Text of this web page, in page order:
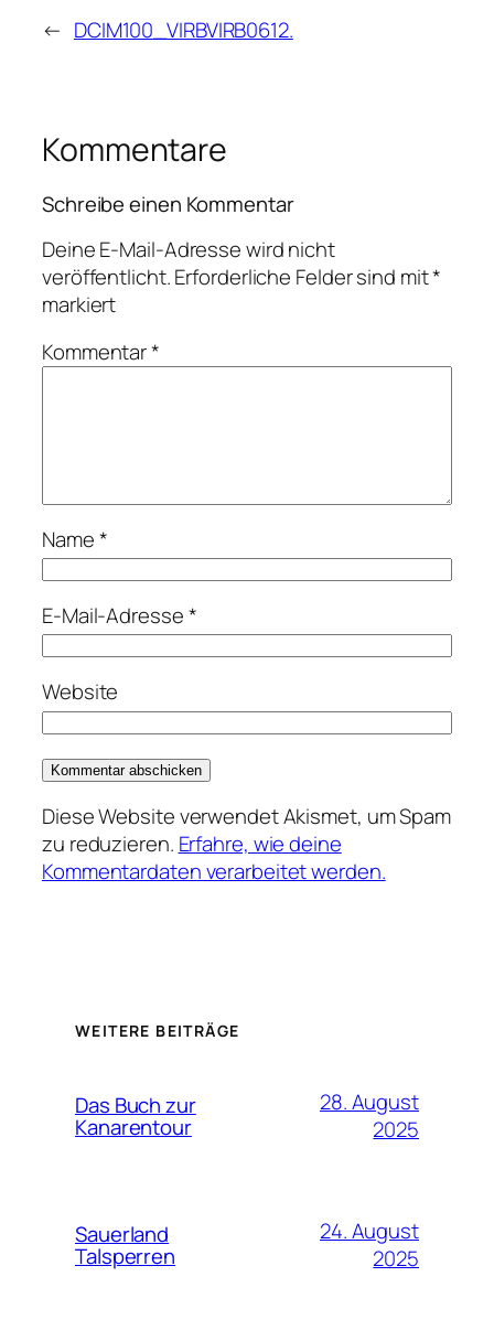
← DCIM100_VIRBVIRB0612.
Kommentare
Schreibe einen Kommentar
Deine E-Mail-Adresse wird nicht
veröffentlicht.Erforderliche Felder sind mit*
markiert
Kommentar*
Name*
E-Mail-Adresse*
Website
Diese Website verwendet Akismet, um Spam
zu reduzieren. Erfahre, wie deine
Kommentardaten verarbeitet werden.
WEITERE BEITRÄGE
Das Buch zur
Kanarentour
28. August
2025
Sauerland
Talsperren
24. August
2025